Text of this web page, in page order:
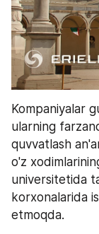
Kompaniyalar
ularning
quvvatlash
o'z
universitetida
korxonalarida
etmoqda.